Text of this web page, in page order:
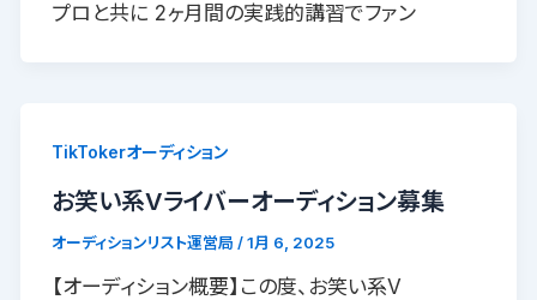
プロと共に 2ヶ月間の実践的講習でファン
TikTokerオーディション
お笑い系Vライバーオーディション募集
オーディションリスト運営局 /1月 6, 2025
【オーディション概要】この度、お笑い系V